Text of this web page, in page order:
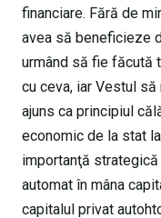
financiare. Fără de
avea să beneficieze
urmând să fie făcută
cu ceva, iar Vestul să
ajuns ca principiul
economic de la stat
importanţă
automat în mâna
capitalul privat